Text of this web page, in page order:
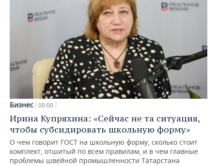
Бизнес 00:00
Ирина Купряхина: «Сейчас не та ситуация,
чтобы субсидировать школьную форму»
О чем говорит ГОСТ на школьную форму, сколько стоит
комплект, отшитый по всем правилам, и в чем главные
проблемы швейной промышленности Татарстана